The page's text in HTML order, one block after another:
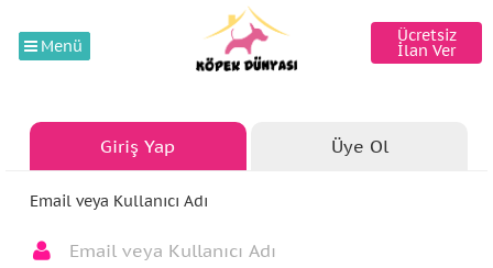
Menü
Ücretsiz
İlan Ver
Giriş Yap Üye Ol
Email veya Kullanıcı Adı